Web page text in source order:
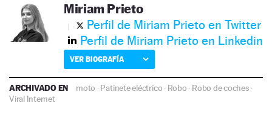
Miriam Prieto
Perfil de Miriam Prieto en Twitter
Perfil de Miriam Prieto en Linkedin
VER BIOGRAFÍA
ARCHIVADO EN moto ·Patinete eléctrico · Robo · Robo de coches·
Viral Internet